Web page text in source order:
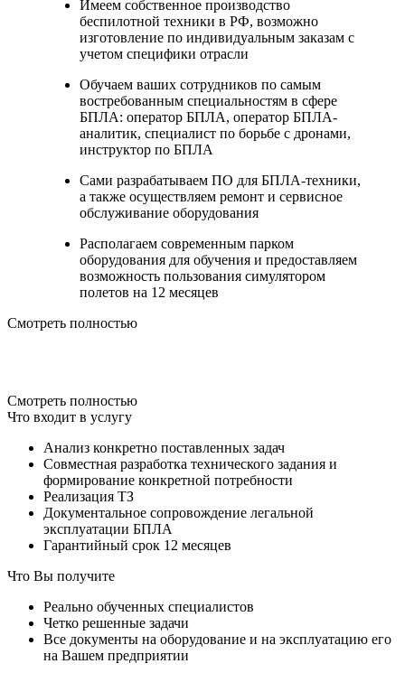
Имеем собственное производство
беспилотной техники в РФ, возможно
изготовление по индивидуальным заказам с
учетом специфики отрасли
Обучаем ваших сотрудников по самым
востребованным специальностям в сфере
БПЛА: оператор БПЛА, оператор БПЛА-
аналитик, специалист по борьбе с дронами,
инструктор по БПЛА
Сами разрабатываем ПО для БПЛА-техники,
а также осуществляем ремонт и сервисное
обслуживание оборудования
Располагаем современным парком
оборудования для обучения и предоставляем
возможность пользования симулятором
полетов на 12 месяцев
Смотреть полностью
Смотреть полностью
Что входит в услугу
Анализ конкретно поставленных задач
Совместная разработка технического задания и
формирование конкретной потребности
Реализация ТЗ
Документальное сопровождение легальной
эксплуатации БПЛА
Гарантийный срок 12 месяцев
Что Вы получите
Реально обученных специалистов
Четко решенные задачи
Все документы на оборудование и на эксплуатацию его
на Вашем предприятии